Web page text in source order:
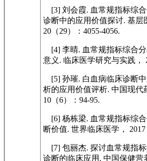
[3] 刘会霞. 血常规指标综
诊断中的应用价值探讨. 基层
20（29）：4055-4056.
[4] 李晴. 血常规指标综合
意义. 临床医学研究与实践，
[5] 孙璀. 白血病临床诊断
析的应用价值评析. 中国现代
10（6）：94-95.
[6] 杨栋梁. 血常规指标综
断价值. 世界临床医学，
[7] 包丽杰. 探讨血常规指
诊断的临床应用. 中国保健营